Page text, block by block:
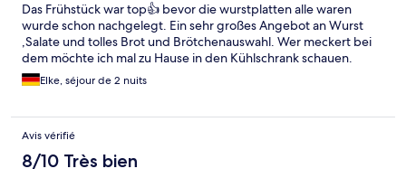
Das Frühstück war top👍 bevor die wurstplatten alle waren
wurde schon nachgelegt. Ein sehr großes Angebot an Wurst
,Salate und tolles Brot und Brötchenauswahl. Wer meckert bei
dem möchte ich mal zu Hause in den Kühlschrank schauen.
Elke, séjour de 2 nuits
Avis vérifié
8/10 Très bien